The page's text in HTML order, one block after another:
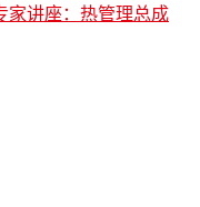
家讲座：热管理总成